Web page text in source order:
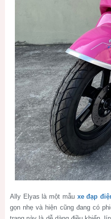
Ally Elyas là một mẫu xe đạp
gọn nhẹ và hiện cũng đang có